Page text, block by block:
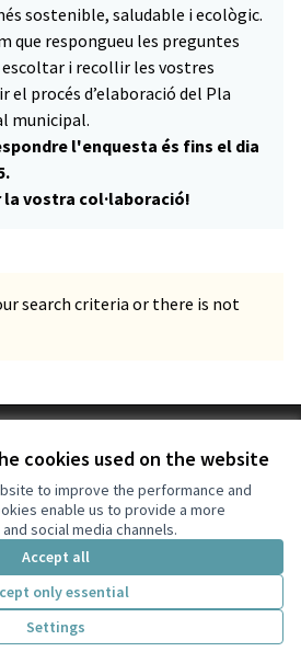
cookies used on the website
to improve the performance and
enable us to provide a more
social media channels.
Accept all
only essential
Settings
sostenible, saludable i ecològic.
que respongueu les preguntes
i recollir les vostres
el procés d’elaboració del Pla
municipal.
l'enquesta és fins el dia
vostra col·laboració!
search criteria or there is not
Decidim SVH at X
Decidim SVH at Facebook
participació Decidim SVH at Instagram
de participació Decidim SVH at YouTube
Choose language
.
Creative
(External